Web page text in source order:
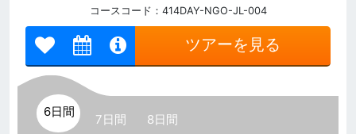
コースコード：414DAY-NGO-JL-004
ツアーを見る
6日間
7日間 8日間